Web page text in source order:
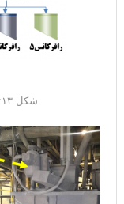
شکل ۱۳: مدار جمع آوری کنسانتره رافر ها